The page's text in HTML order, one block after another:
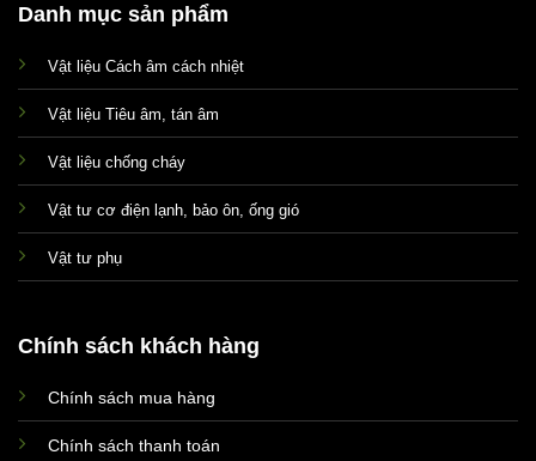
Danh mục sản phẩm
Vật liệu Cách âm cách nhiệt
Vật liệu Tiêu âm, tán âm
Vật liệu chống cháy
Vật tư cơ điện lạnh, bảo ôn, ống gió
Vật tư phụ
Chính sách khách hàng
Chính sách mua hàng
Chính sách thanh toán
viên tư vấn của Remak